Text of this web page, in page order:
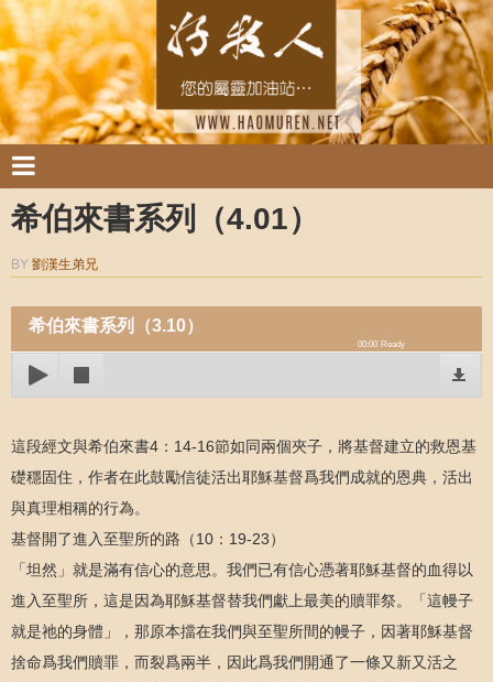
希伯來書系列（4.01）
BY 劉漢生弟兄
希伯來書系列（3.10）
00:00 Ready
這段經文與希伯來書4：14-16節如同兩個夾子，將基督建立的救恩基
礎穩固住，作者在此鼓勵信徒活出耶穌基督爲我們成就的恩典，活出
與真理相稱的行為。
基督開了進入至聖所的路（10：19-23）
「坦然」就是滿有信心的意思。我們已有信心憑著耶穌基督的血得以
進入至聖所，這是因為耶穌基督替我們獻上最美的贖罪祭。「這幔子
就是祂的身體」，那原本擋在我們與至聖所間的幔子，因著耶穌基督
捨命爲我們贖罪，而裂爲兩半，因此爲我們開通了一條又新又活之